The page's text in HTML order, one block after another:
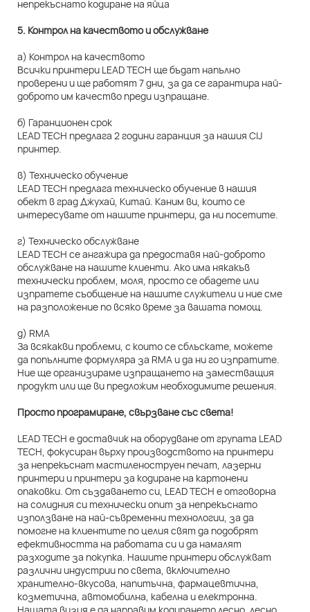
5. Контрол на качеството и обслужване
а) Контрол на качеството
Всички принтери LEAD TECH ще бъдат напълно
проверени и ще работят 7 дни, за да се гарантира най-
доброто им качество преди изпращане.
б) Гаранционен срок
LEAD TECH предлага 2 години гаранция за нашия CIJ
принтер.
в) Техническо обучение
LEAD TECH предлага техническо обучение в нашия
обект в град Джухай, Китай. Каним ви, които се
интересувате от нашите принтери, да ни посетите.
г) Техническо обслужване
LEAD TECH се ангажира да предоставя най-доброто
обслужване на нашите клиенти. Ако има някакъв
технически проблем, моля, просто се обадете или
изпратете съобщение на нашите служители и ние сме
на разположение по всяко време за вашата помощ.
д) RMA
За всякакви проблеми, с които се сблъскате, можете
да попълните формуляра за RMA и да ни го изпратите.
Ние ще организираме изпращането на заместващия
продукт или ще ви предложим необходимите решения.
Просто програмиране, свързване със света!
LEAD TECH е доставчик на оборудване от групата LEAD
TECH, фокусиран върху производството на принтери
за непрекъснат мастиленоструен печат, лазерни
принтери и принтери за кодиране на картонени
опаковки. От създаването си, LEAD TECH е отговорна
на солидния си технически опит за непрекъснато
използване на най-съвременни технологии, за да
помогне на клиентите по целия свят да подобрят
ефективността на работата си и да намалят
разходите за покупка. Нашите принтери обслужват
различни индустрии по света, включително
хранително-вкусова, напитъчна, фармацевтична,
козметична, автомобилна, кабелна и електронна.